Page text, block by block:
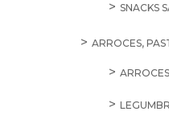
SNACKS
ARROCES,
ARROCES